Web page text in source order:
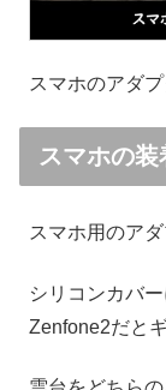
スマホのアダ
スマホの装
スマホ用のア
シリコンカバ
Zenfone2だと